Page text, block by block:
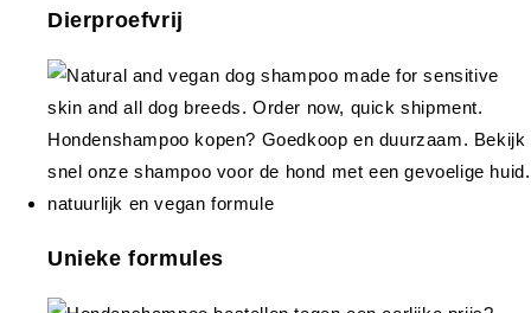
Dierproefvrij
Unieke formules